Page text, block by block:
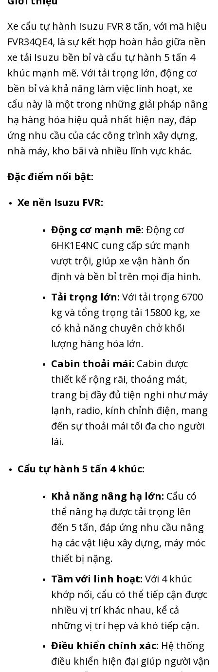
Xe cẩu tự hành Isuzu FVR 8 tấn, với mã hiệu
FVR34QE4, là sự kết hợp hoàn hảo giữa nền
xe tải Isuzu bền bỉ và cẩu tự hành 5 tấn 4
khúc mạnh mẽ. Với tải trọng lớn, động cơ
bền bỉ và khả năng làm việc linh hoạt, xe
cẩu này là một trong những giải pháp nâng
hạ hàng hóa hiệu quả nhất hiện nay, đáp
ứng nhu cầu của các công trình xây dựng,
nhà máy, kho bãi và nhiều lĩnh vực khác.
Đặc điểm nổi bật:
Xe nền Isuzu FVR:
Động cơ mạnh mẽ: Động cơ
6HK1E4NC cung cấp sức mạnh
vượt trội, giúp xe vận hành ổn
định và bền bỉ trên mọi địa hình.
Tải trọng lớn: Với tải trọng 6700
kg và tổng trọng tải 15800 kg, xe
có khả năng chuyên chở khối
lượng hàng hóa lớn.
Cabin thoải mái: Cabin được
thiết kế rộng rãi, thoáng mát,
trang bị đầy đủ tiện nghi như máy
lạnh, radio, kính chỉnh điện, mang
đến sự thoải mái tối đa cho người
lái.
Cẩu tự hành 5 tấn 4 khúc:
Khả năng nâng hạ lớn: Cẩu có
thể nâng hạ được tải trọng lên
đến 5 tấn, đáp ứng nhu cầu nâng
hạ các vật liệu xây dựng, máy móc
thiết bị nặng.
Tầm với linh hoạt: Với 4 khúc
khớp nối, cẩu có thể tiếp cận được
nhiều vị trí khác nhau, kể cả
những vị trí hẹp và khó tiếp cận.
Điều khiển chính xác: Hệ thống
điều khiển hiện đại giúp người vận